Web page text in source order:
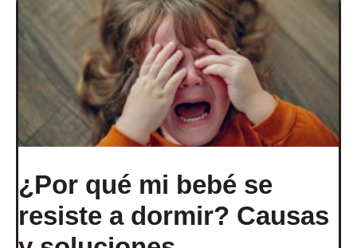
¿Por qué mi bebé se
resiste a dormir? Causas